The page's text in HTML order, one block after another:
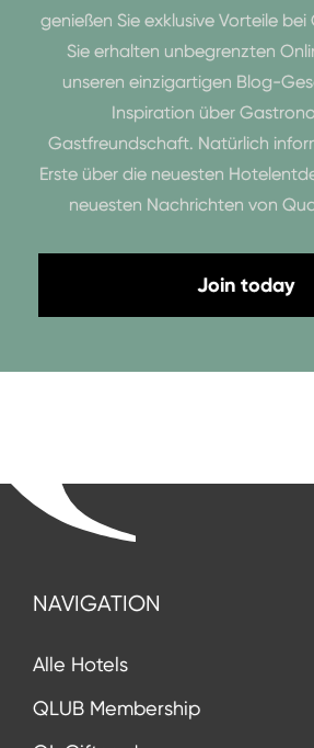
genießen Sie exklusive Vorteile
Sie erhalten unbegrenzten
unseren einzigartigen Blog-
Inspiration über
Gastfreundschaft. Natürlich
Erste über die neuesten
neuesten Nachrichten von
Join today
NAVIGATION
Alle Hotels
QLUB Membership